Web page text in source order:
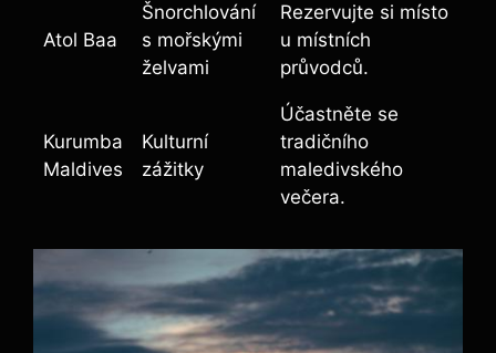
Atol Baa
Šnorchlování
s mořskými
želvami
Rezervujte si místo
u místních
průvodců.
Kurumba
Maldives
Kulturní
zážitky
Účastněte se
tradičního
maledivského
večera.